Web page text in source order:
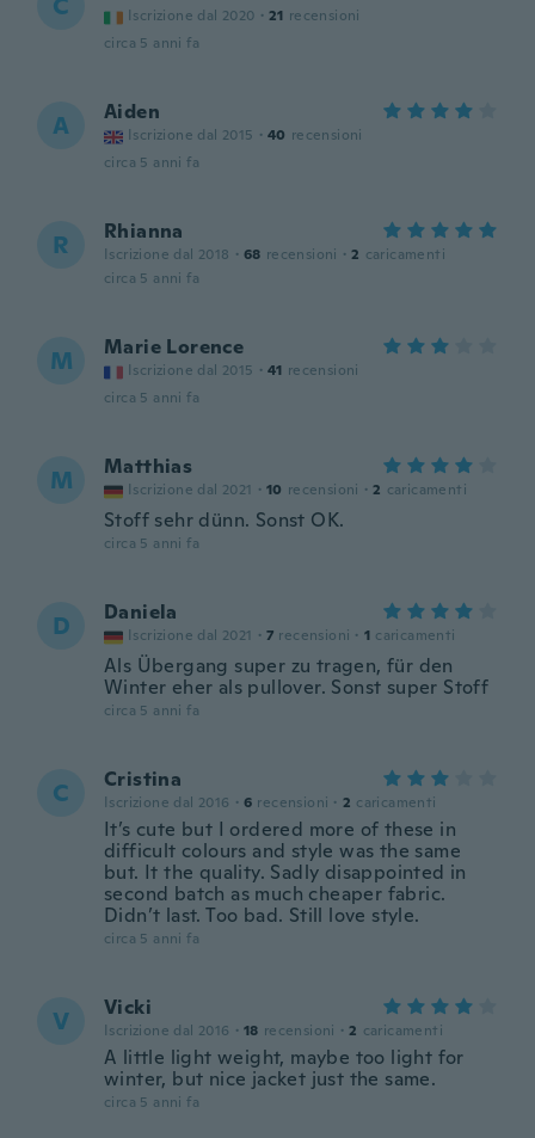
Iscrizione dal 2020 · 21 recensioni
circa 5 anni fa
A Aiden
Iscrizione dal 2015 · 40 recensioni
circa 5 anni fa
R Rhianna
Iscrizione dal 2018 · 68 recensioni · 2 caricamenti
circa 5 anni fa
M Marie Lorence
Iscrizione dal 2015 · 41 recensioni
circa 5 anni fa
M Matthias
Iscrizione dal 2021 · 10 recensioni · 2 caricamenti
Stoff sehr dünn. Sonst OK.
circa 5 anni fa
D Daniela
Iscrizione dal 2021 · 7 recensioni · 1 caricamenti
Als Übergang super zu tragen, für den
Winter eher als pullover. Sonst super Stoff
circa 5 anni fa
C Cristina
Iscrizione dal 2016 · 6 recensioni · 2 caricamenti
It’s cute but I ordered more of these in
difficult colours and style was the same
but. It the quality. Sadly disappointed in
second batch as much cheaper fabric.
Didn’t last. Too bad. Still love style.
circa 5 anni fa
V Vicki
Iscrizione dal 2016 · 18 recensioni · 2 caricamenti
A little light weight, maybe too light for
winter, but nice jacket just the same.
circa 5 anni fa